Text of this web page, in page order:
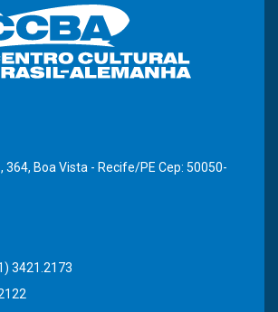
364, Boa Vista - Recife/PE Cep: 50050-
3421.2173